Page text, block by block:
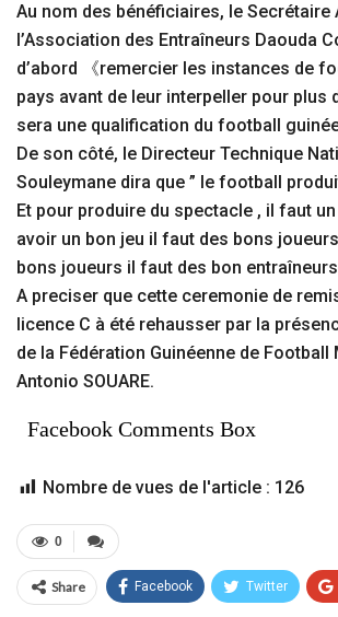
Au nom des bénéficiaires, le
l’Association des Entraîneurs Daouda
d’abord 《remercier les instances de
pays avant de leur interpeller pour plus
sera une qualification du football
De son côté, le Directeur Technique
Souleymane dira que ” le football
Et pour produire du spectacle , il faut
avoir un bon jeu il faut des bons
bons joueurs il faut des bon entraîneurs
A preciser que cette ceremonie de
licence C à été rehausser par la
de la Fédération Guinéenne de Football
Antonio SOUARE.
Facebook Comments Box
Nombre de vues de l'article : 126
0
Share Facebook Twitter